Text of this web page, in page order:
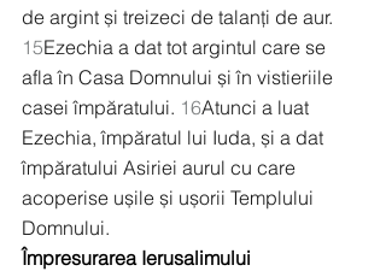
de argint și treizeci de talanți de aur.
15Ezechia a dat tot argintul care se
afla în Casa Domnului și în vistieriile
casei împăratului. 16Atunci a luat
Ezechia, împăratul lui Iuda, și a dat
împăratului Asiriei aurul cu care
acoperise ușile și ușorii Templului
Domnului.
Împresurarea Ierusalimului